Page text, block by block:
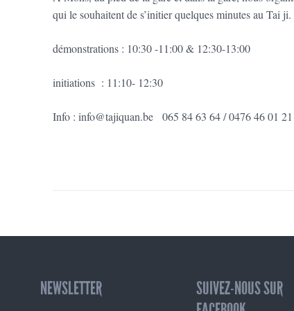
qui le souhaitent de s’initier quelques minutes au Tai ji.
démonstrations : 10:30 -11:00 & 12:30-13:00
initiations : 11:10- 12:30
Info : info@tajiquan.be 065 84 63 64 / 0476 46 01 21
NEWSLETTER
SUIVEZ-NOUS SUR